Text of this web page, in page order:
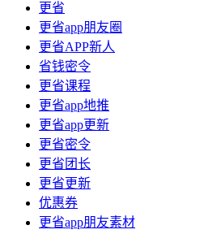
更省
更省app朋友圈
更省APP新人
省钱密令
更省课程
更省app地推
更省app更新
更省密令
更省团长
更省更新
优惠券
更省app朋友素材